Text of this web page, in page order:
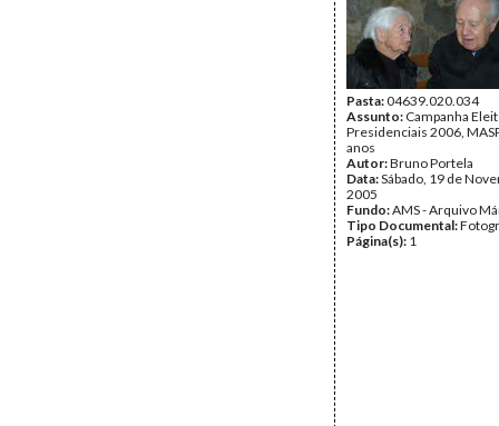
Pasta:04639.020.034
Assunto: Campanha
Presidenciais 2006,
anos
Autor:Bruno Portela
Data:Sábado, 19 de
2005
Fundo:AMS - Arquivo
Tipo Documental:
Página(s): 1